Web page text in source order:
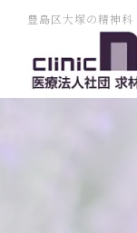
豊島区大塚の精神